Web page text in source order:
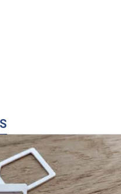
підвищили
зв'язку
на ціни